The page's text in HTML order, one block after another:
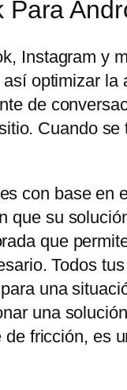
Para
Instagram y
optimizar
de
Cuando
con base
que su
que
Todos
una
una
fricción, es